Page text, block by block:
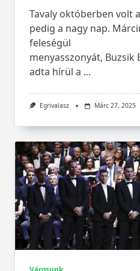
Tavaly októberben volt
pedig a nagy nap.
feleségül
menyasszonyát, Buzsik
adta hírül a ...
Egrivalasz Márc 27, 2025